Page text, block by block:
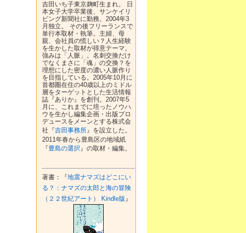
吉田いち子東京麹町生まれ。 日
本女子大学卒業後、サンケイリ
ビング新聞社に勤務。2004年3
月独立。 その後フリーランスで
単行本取材・執筆。主婦、母
親、会社員の慌しい？人生経験
を生かした取材が得意テーマ。
強みは「人脈」。名刺交換だけ
でなくまさに「魂」の交換？を
理想にした密度の濃い人脈作り
を目指している。2005年10月に
首都圏在住の40歳以上のミドル
層をターゲットとした生活情報
誌『ありか』を創刊。2007年5
月に、これまでに培ったノウハ
ウを生かし編集企画・出版プロ
デュースをメーンとする株式会
社『吉田事務所』を設立した。
2011年春から豊島区の地域紙
『豊島の選択』の取材・編集。
著書：『地震ナマズはどこにい
る？：ナマズの太郎と海の冒険
（２２世紀アート） Kindle版』